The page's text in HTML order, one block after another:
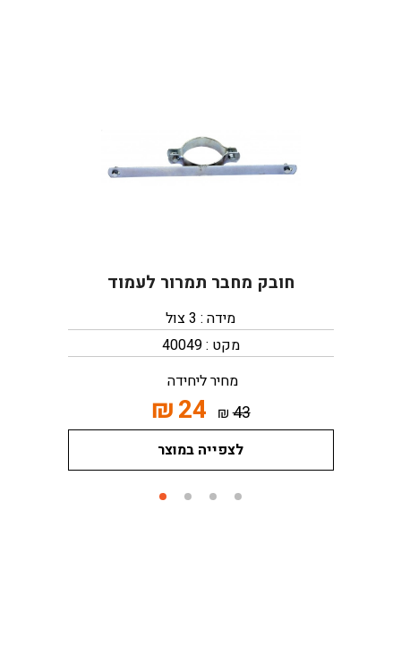
חובק מחבר תמרור לעמוד
מידה : 3 צול
מקט : 40049
מחיר ליחידה
43
₪
24
₪
לצפייה במוצר